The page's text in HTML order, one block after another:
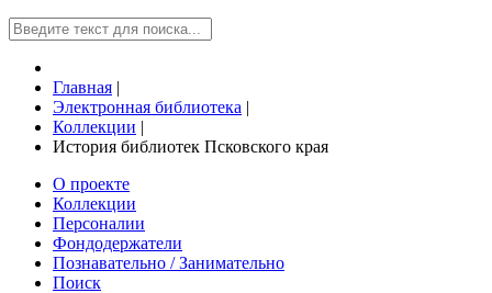
Главная |
Электронная библиотека |
Коллекции |
История библиотек Псковского края
О проекте
Коллекции
Персоналии
Фондодержатели
Познавательно / Занимательно
Поиск